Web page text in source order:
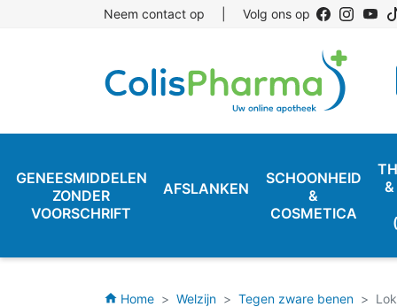
Neem contact op Volg ons op
GENEESMIDDELEN
ZONDER
VOORSCHRIFT
AFSLANKEN
SCHOONHEID
&
COSMETICA
&
home Home Welzijn Tegen zware benen